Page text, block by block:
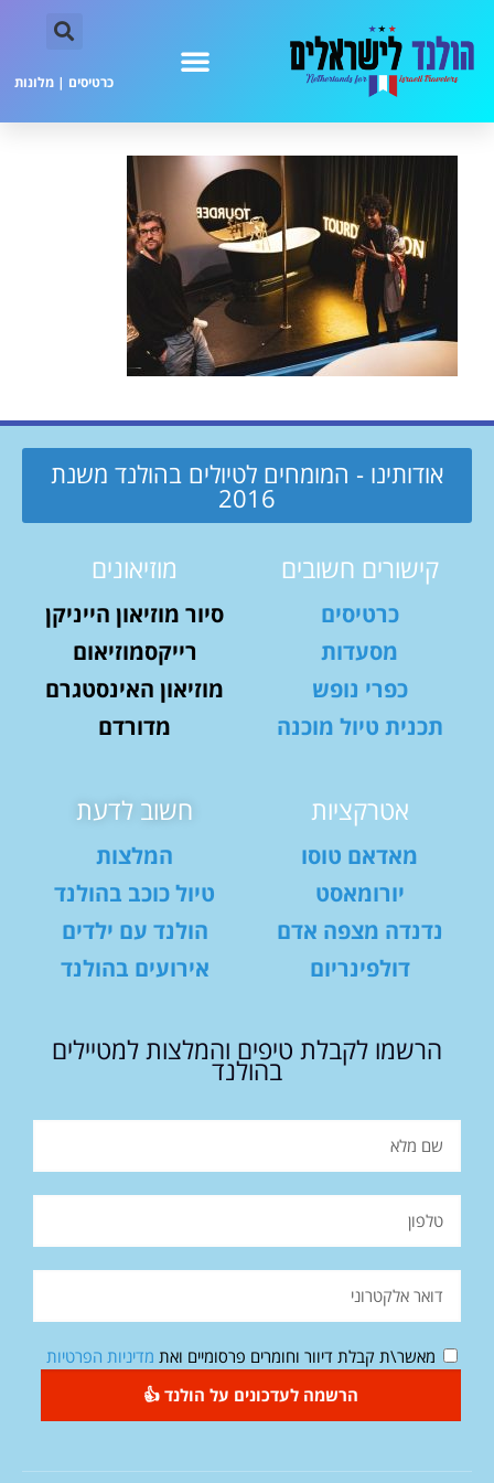
כרטיסים | מלונות
אודותינו - המומחים לטיולים בהולנד משנת
2016
קישורים חשובים
כרטיסים
מסעדות
כפרי נופש
תכנית טיול מוכנה
מוזיאונים
סיור מוזיאון הייניקן
רייקסמוזיאום
מוזיאון האינסטגרם
מדורדם
אטרקציות
מאדאם טוסו
יורומאסט
נדנדה מצפה אדם
דולפינריום
חשוב לדעת
המלצות
טיול כוכב בהולנד
הולנד עם ילדים
אירועים בהולנד
הרשמו לקבלת טיפים והמלצות למטיילים
בהולנד
מאשר\ת קבלת דיוור וחומרים פרסומיים ואת מדיניות הפרטיות
הרשמה לעדכונים על הולנד 👍